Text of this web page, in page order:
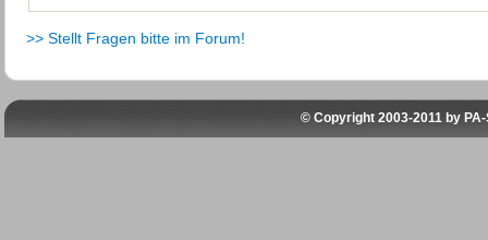
>> Stellt Fragen bitte im Forum!
© Copyright 2003-2011 by